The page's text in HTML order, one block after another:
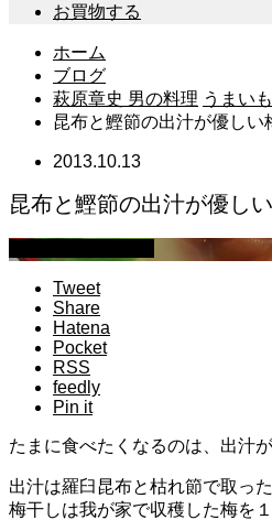
お買物する
ホーム
ブログ
萩原章史 男の料理 うまい
昆布と鰹節の出汁が優しい
2013.10.13
昆布と鰹節の出汁が優し
Tweet
Share
Hatena
Pocket
RSS
feedly
Pin it
たまに食べたくなるのは、出汁
出汁は羅臼昆布と枯れ節で取っ
梅干しは我が家で収穫した梅を